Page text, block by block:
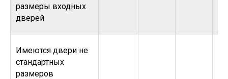
размеры входных
дверей
Имеются двери не
стандартных
размеров